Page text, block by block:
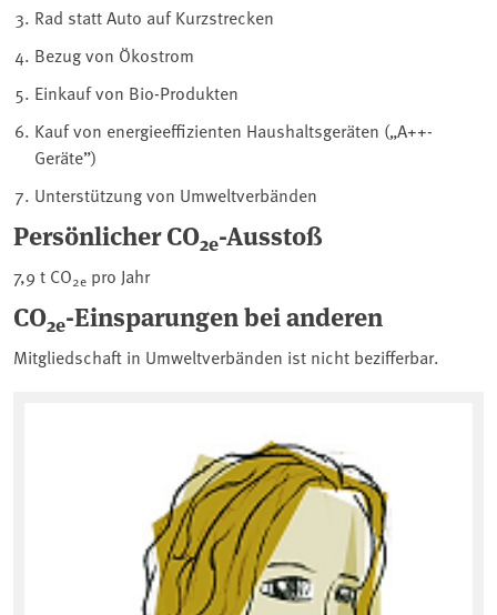
Rad statt Auto auf Kurzstrecken
Bezug von Ökostrom
Einkauf von Bio-Produkten
Kauf von energieeffizienten Haushaltsgeräten („A++-
Geräte”)
Unterstützung von Umweltverbänden
Persönlicher CO2e-Ausstoß
7,9 t CO2e pro Jahr
CO2e-Einsparungen bei anderen
Mitgliedschaft in Umweltverbänden ist nicht bezifferbar.